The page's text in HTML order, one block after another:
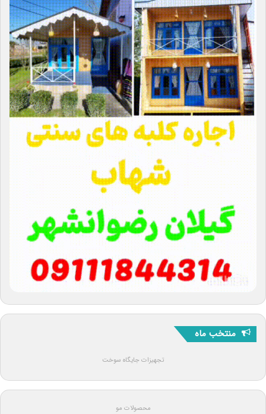
منتخب ماه
تجهیزات جایگاه سوخت
محصولات مو